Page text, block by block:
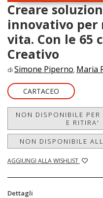
Creare
innovativo per
vita. Con le 65
Creativo
di Simone Piperno, Maria
CARTACEO
NON DISPONIBILE
E RITIRA'
NON DISPONIBILE
AGGIUNGI ALLA WISHLIST
Dettagli